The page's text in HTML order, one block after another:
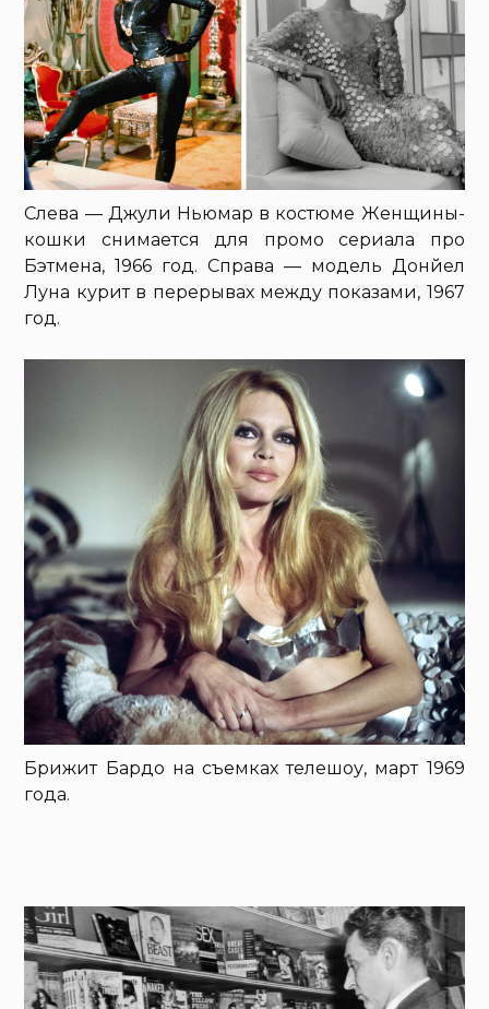
Слева — Джули Ньюмар в костюме Женщины-
кошки снимается для промо сериала про
Бэтмена, 1966 год. Справа — модель Донйел
Луна курит в перерывах между показами, 1967
год.
Брижит Бардо на съемках телешоу, март 1969
года.